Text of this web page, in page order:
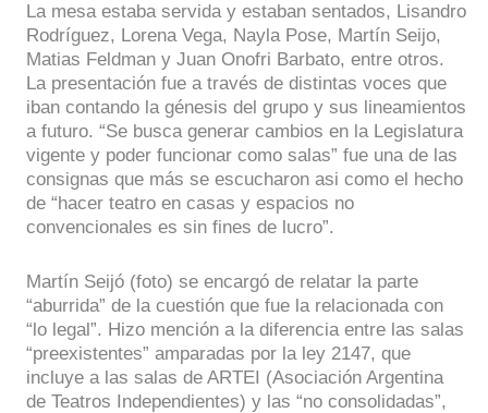
La mesa estaba servida y estaban sentados, Lisandro
Rodríguez, Lorena Vega, Nayla Pose, Martín Seijo,
Matias Feldman y Juan Onofri Barbato, entre otros.
La presentación fue a través de distintas voces que
iban contando la génesis del grupo y sus lineamientos
a futuro. “Se busca generar cambios en la Legislatura
vigente y poder funcionar como salas” fue una de las
consignas que más se escucharon asi como el hecho
de “hacer teatro en casas y espacios no
convencionales es sin fines de lucro”.
Martín Seijó (foto) se encargó de relatar la parte
“aburrida” de la cuestión que fue la relacionada con
“lo legal”. Hizo mención a la diferencia entre las salas
“preexistentes” amparadas por la ley 2147, que
incluye a las salas de ARTEI (Asociación Argentina
de Teatros Independientes) y las “no consolidadas”,